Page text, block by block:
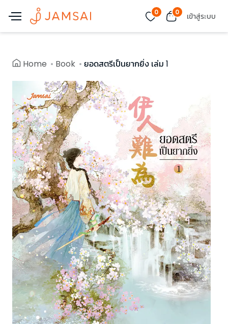
0 0 เข้าสู่ระบบ
Home Book ยอดสตรีเป็นยากยิ่ง เล่ม 1